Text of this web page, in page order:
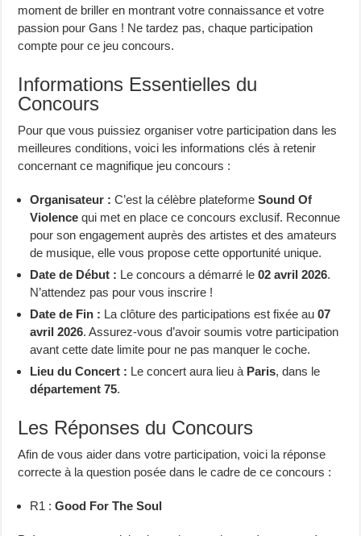
moment de briller en montrant votre connaissance et votre
passion pour Gans ! Ne tardez pas, chaque participation
compte pour ce jeu concours.
Informations Essentielles du
Concours
Pour que vous puissiez organiser votre participation dans les
meilleures conditions, voici les informations clés à retenir
concernant ce magnifique jeu concours :
Organisateur : C’est la célèbre plateformeSound Of
Violence qui met en place ce concours exclusif. Reconnue
pour son engagement auprès des artistes et des amateurs
de musique, elle vous propose cette opportunité unique.
Date de Début : Le concours a démarré le02 avril 2026.
N’attendez pas pour vous inscrire !
Date de Fin : La clôture des participations est fixée au07
avril 2026. Assurez-vous d’avoir soumis votre participation
avant cette date limite pour ne pas manquer le coche.
Lieu du Concert : Le concert aura lieu à Paris, dans le
département 75.
Les Réponses du Concours
Afin de vous aider dans votre participation, voici la réponse
correcte à la question posée dans le cadre de ce concours :
R1 :Good For The Soul